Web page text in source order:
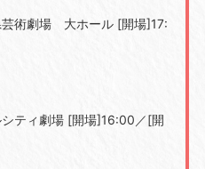
芸術劇場 大ホール [開場]17:
ティ劇場 [開場]16:00 ／[開